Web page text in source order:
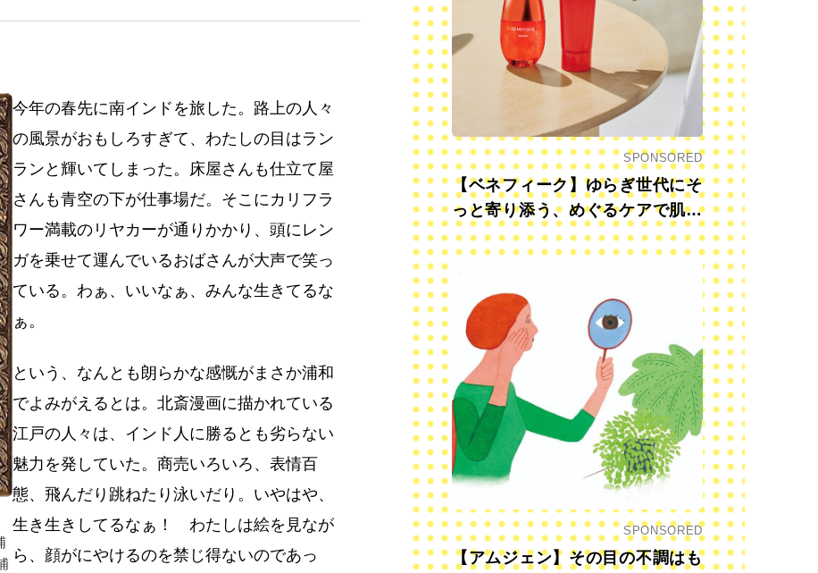
今年の春先に南インドを旅した。路上の人々
の風景がおもしろすぎて、わたしの目はラン
ランと輝いてしまった。床屋さんも仕立て屋
さんも青空の下が仕事場だ。そこにカリフラ
ワー満載のリヤカーが通りかかり、頭にレン
ガを乗せて運んでいるおばさんが大声で笑っ
ている。わぁ、いいなぁ、みんな生きてるな
ぁ。
という、なんとも朗らかな感慨がまさか浦和
でよみがえるとは。北斎漫画に描かれている
江戸の人々は、インド人に勝るとも劣らない
魅力を発していた。商売いろいろ、表情百
態、飛んだり跳ねたり泳いだり。いやはや、
生き生きしてるなぁ！ わたしは絵を見なが
ら、顔がにやけるのを禁じ得ないのであっ
SPONSORED
【ベネフィーク】ゆらぎ世代にそ
っと寄り添う、めぐるケアで肌も
心も前向きに
SPONSORED
【アムジェン】その目の不調はも